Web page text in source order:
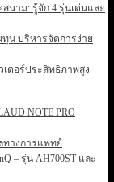
สนาม: รู้จัก 4 รุ่นเด่นและ
น บริหารจัดการง่าย
เตอร์ประสิทธิภาพสูง
NOTE PRO
ทางการแพทย์
– รุ่น AH700ST และ